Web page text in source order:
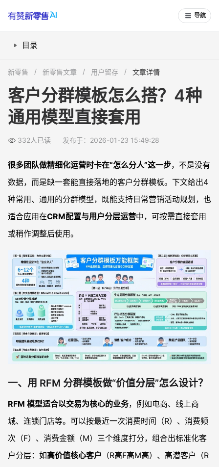
导航
目录
三、价值 × 兴趣的二维分群，该怎么画“九宫格”？
四、基于行为标签的分群，如何支持CRM和报表？
客户分群模板要做多细才合适？
不同行业能共用同一套分群模板吗？
新零售 新零售文章 用户留存 文章详情
客户分群模板怎么搭？4种
通用模型直接套用
332人已读 发布于：2026-01-23 15:49:28
很多团队做精细化运营时卡在“怎么分人”这一步，不是没有
数据，而是缺一套能直接落地的客户分群模板。下文给出4
种常用、通用的分群模型，既能支持日常营销活动规划，也
适合应用在CRM配置与用户分层运营中，可按需直接套用
或稍作调整后使用。
一、用 RFM 分群模板做“价值分层”怎么设计？
RFM 模型适合以交易为核心的业务，例如电商、线上商
城、连锁门店等。可以按最近一次消费时间（R）、消费频
次（F）、消费金额（M）三个维度打分，组合出标准化客
户分层：如高价值核心客户 （R高F高M高）、高潜客户（R